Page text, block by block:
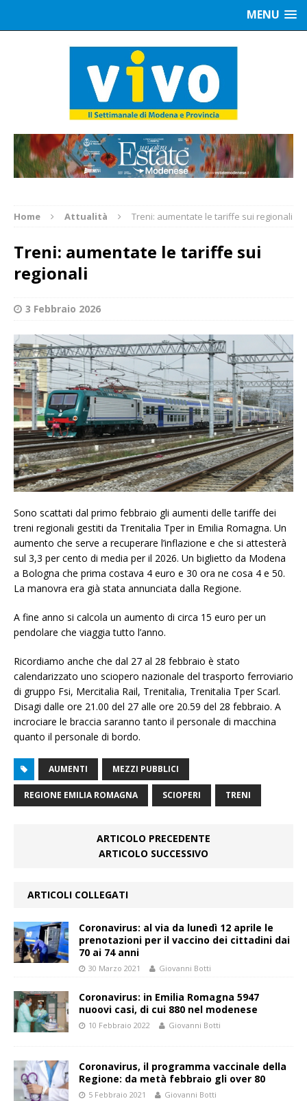
MENU
Home Attualità Treni: aumentate le tariffe sui regionali
Treni: aumentate le tariffe sui
regionali
3 Febbraio 2026
Sono scattati dal primo febbraio gli aumenti delle tariffe dei
treni regionali gestiti da Trenitalia Tper in Emilia Romagna. Un
aumento che serve a recuperare l’inflazione e che si attesterà
sul 3,3 per cento di media per il 2026. Un biglietto da Modena
a Bologna che prima costava 4 euro e 30 ora ne cosa 4 e 50.
La manovra era già stata annunciata dalla Regione.
A fine anno si calcola un aumento di circa 15 euro per un
pendolare che viaggia tutto l’anno.
Ricordiamo anche che dal 27 al 28 febbraio è stato
calendarizzato uno sciopero nazionale del trasporto ferroviario
di gruppo Fsi, Mercitalia Rail, Trenitalia, Trenitalia Tper Scarl.
Disagi dalle ore 21.00 del 27 alle ore 20.59 del 28 febbraio. A
incrociare le braccia saranno tanto il personale di macchina
quanto il personale di bordo.
AUMENTI MEZZI PUBBLICI
REGIONE EMILIA ROMAGNA SCIOPERI TRENI
ARTICOLO PRECEDENTE
ARTICOLO SUCCESSIVO
ARTICOLI COLLEGATI
Coronavirus: al via da lunedì 12 aprile le
prenotazioni per il vaccino dei cittadini dai
70 ai 74 anni
30 Marzo 2021 Giovanni Botti
Coronavirus: in Emilia Romagna 5947
nuoovi casi, di cui 880 nel modenese
10 Febbraio 2022 Giovanni Botti
Coronavirus, il programma vaccinale della
Regione: da metà febbraio gli over 80
5 Febbraio 2021 Giovanni Botti